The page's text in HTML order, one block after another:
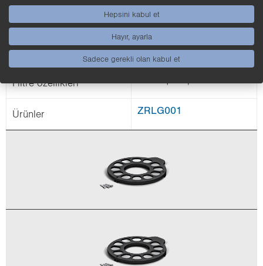
Angle Chan­ger
İç çap 37 mm
Filt­re özel­lik­le­ri
Ürün­ler ZRLG001
Hepsini kabul et
Hayır, ayarla
Sadece gerekli olan kabul et